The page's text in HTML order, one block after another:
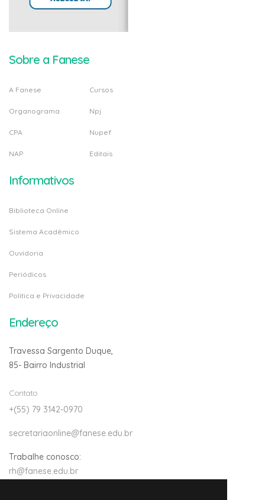
Sobre a Fanese
A Fanese
Organograma
CPA
NAP
Cursos
Npj
Nupef
Editais
Informativos
Biblioteca Online
Sistema Acadêmico
Ouvidoria
Periódicos
Politica e Privacidade
Endereço
Travessa Sargento Duque,
85- Bairro Industrial
Contato
+(55) 79 3142-0970
secretariaonline@fanese.edu.br
Trabalhe conosco:
rh@fanese.edu.br